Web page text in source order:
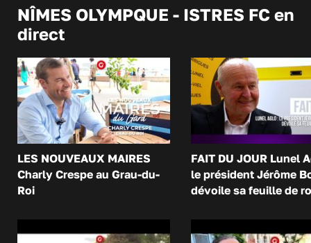
NÎMES OLYMPQUE - ISTRES FC en
direct
LES NOUVEAUX MAIRES
Charly Crespe au Grau-du-
Roi
FAIT DU JOUR Lunel
le président Jérôme
dévoile sa feuille de